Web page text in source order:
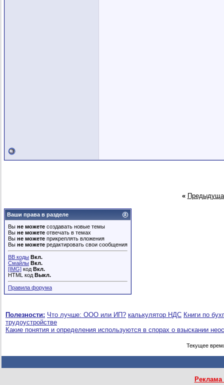
«
Ваши права в разделе
Вы не можете создавать новые темы
Вы не можете отвечать в темах
Вы не можете прикреплять вложения
Вы не можете редактировать свои сообщения
BB коды Вкл.
Смайлы Вкл.
[IMG] код Вкл.
HTML код Выкл.
Правила форума
Полезности: Что лучше: ООО или ИП? калькулятор НДС Книги по
трудоустройстве
Какие понятия и определения используются в спорах о взыскании
Текущее